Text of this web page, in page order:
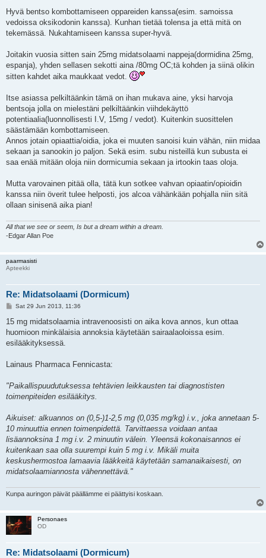
s
t
Hyvä bentso kombottamiseen oppareiden kanssa(esim. samoissa
vedoissa oksikodonin kanssa). Kunhan tietää tolensa ja että mitä on
tekemässä. Nukahtamiseen kanssa super-hyvä.
Joitakin vuosia sitten sain 25mg midatsolaami nappeja(dormidina 25mg,
espanja), yhden sellasen sekotti aina /80mg OC;tä kohden ja siinä olikin
sitten kahdet aika maukkaat vedot.
Itse asiassa pelkiltäänkin tämä on ihan mukava aine, yksi harvoja
bentsoja jolla on mielestäni pelkiltäänkin viihdekäyttö
potentiaalia(luonnollisesti I.V, 15mg / vedot). Kuitenkin suosittelen
säästämään kombottamiseen.
Annos jotain opiaattia/oidia, joka ei muuten sanoisi kuin vähän, niin midaa
sekaan ja sanookin jo paljon. Sekä esim. subu nisteillä kun subusta ei
saa enää mitään oloja niin dormicumia sekaan ja irtookin taas oloja.
Mutta varovainen pitää olla, tätä kun sotkee vahvan opiaatin/opioidin
kanssa niin överit tulee helposti, jos alcoa vähänkään pohjalla niin sitä
ollaan sinisenä aika pian!
All that we see or seem, Is but a dream within a dream.
-Edgar Allan Poe
paarmasisti
Apteekki
Re: Midatsolaami (Dormicum)
P
s
Sat 29 Jun 2013, 11:36
15 mg midatsolaamia intravenoosisti on aika kova annos, kun ottaa
huomioon minkälaisia annoksia käytetään sairaalaoloissa esim.
esilääkityksessä.
Lainaus Pharmaca Fennicasta:
"Paikallispuudutuksessa tehtävien leikkausten tai diagnostisten
toimenpiteiden esilääkitys.
Aikuiset: alkuannos on (0,5-)1-2,5 mg (0,035 mg/kg) i.v., joka annetaan 5-
10 minuuttia ennen toimenpidettä. Tarvittaessa voidaan antaa
lisäannoksina 1 mg i.v. 2 minuutin välein. Yleensä kokonaisannos ei
kuitenkaan saa olla suurempi kuin 5 mg i.v. Mikäli muita
keskushermostoa lamaavia lääkkeitä käytetään samanaikaisesti, on
midatsolaamiannosta vähennettävä."
Kunpa auringon päivät päällämme ei päättyisi koskaan.
Personaes
OD
Re: Midatsolaami (Dormicum)